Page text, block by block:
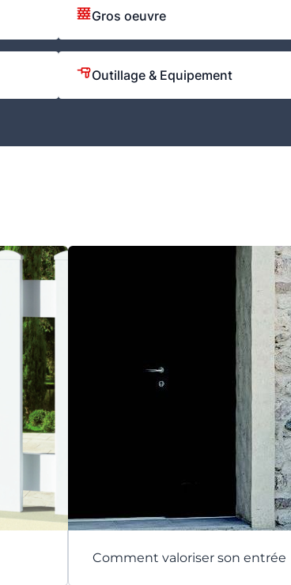
Gros oeuvre
Outillage & Equipement
Comment valoriser son entrée